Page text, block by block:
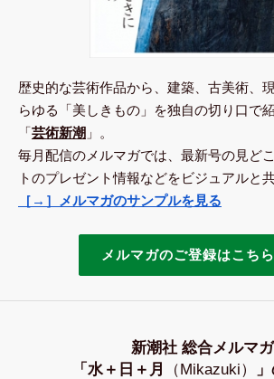
歴史的な芸術作品から、建築、古美術、
らゆる「美しきもの」を独自の切り口で
「芸術新潮 」。
毎月配信のメルマガでは、最新号の見ど
トのプレゼント情報などをビジュアルと
［→］メルマガのサンプルを見る
メルマガのご登録はこち
新潮社 総合メルマガ
「水＋日＋月
（Mikazuki）